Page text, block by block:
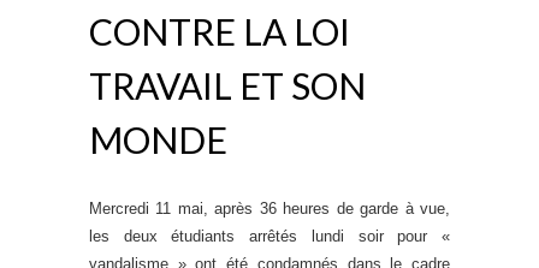
CONTRE LA LOI
TRAVAIL ET SON
MONDE
Mercredi 11 mai, après 36 heures de garde à vue,
les deux étudiants arrêtés lundi soir pour «
vandalisme » ont été condamnés dans le cadre